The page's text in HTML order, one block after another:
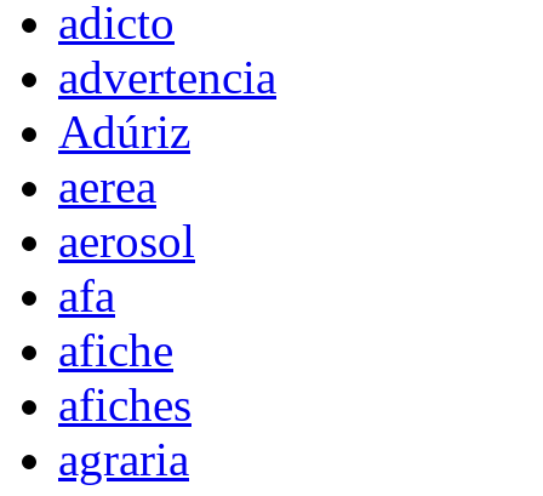
adicto
advertencia
Adúriz
aerea
aerosol
afa
afiche
afiches
agraria